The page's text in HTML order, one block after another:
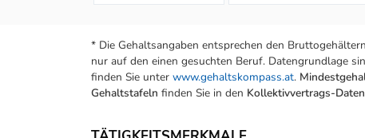
* Die Gehaltsangaben entsprechen den
nur auf den einen gesuchten Beruf. Datengrundlage
finden Sie unter www.gehaltskompass.at.
Gehaltstafeln finden Sie in den Kollektivvertrags-